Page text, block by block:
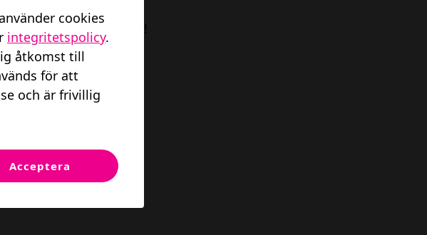
på Stenbecks torg!
cookies
integritetspolicy.
åtkomst till
för att
och är frivillig
Acceptera